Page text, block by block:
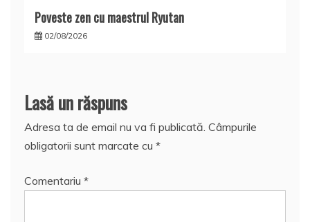
Poveste zen cu maestrul Ryutan
02/08/2026
Lasă un răspuns
Adresa ta de email nu va fi publicată. Câmpurile
obligatorii sunt marcate cu *
Comentariu *